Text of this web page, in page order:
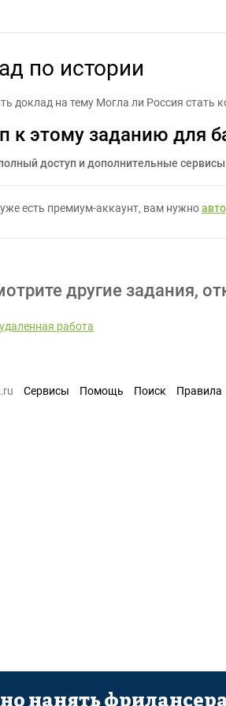
по истории
доклад на тему Могла ли Россия стать
к этому заданию для
доступ и дополнительные сервисы
уже есть премиум-аккаунт, вам нужно
другие задания,
работа
Сервисы Помощь Поиск Правила
нанять